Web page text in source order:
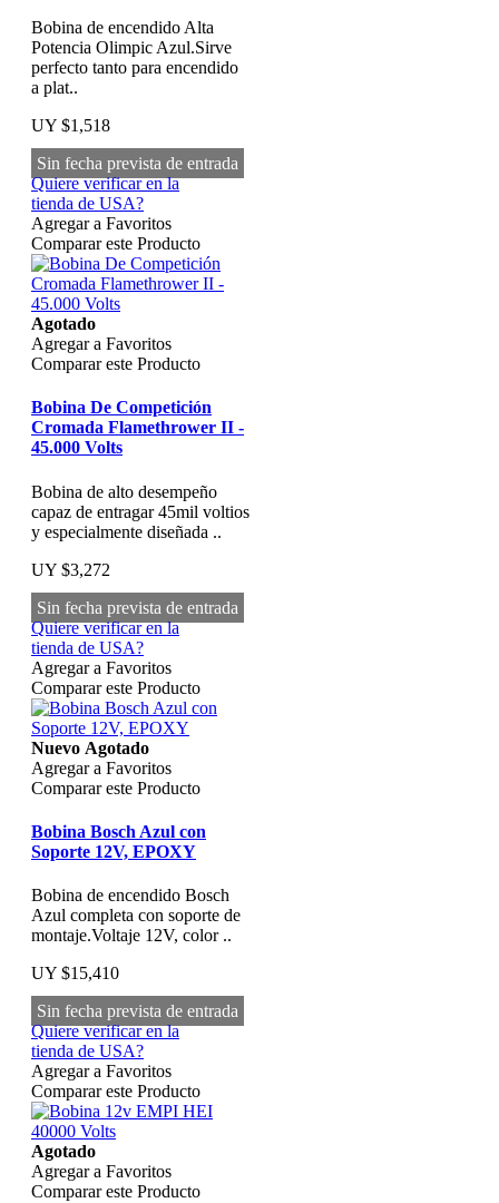
Bobina de encendido Alta
Potencia Olimpic Azul.Sirve
perfecto tanto para encendido
a plat..
UY $1,518
Sin fecha prevista de entrada
Quiere verificar en la
tienda de USA?
Agregar a Favoritos
Comparar este Producto
Agotado
Agregar a Favoritos
Comparar este Producto
Bobina De Competición
Cromada Flamethrower II -
45.000 Volts
Bobina de alto desempeño
capaz de entragar 45mil voltios
y especialmente diseñada ..
UY $3,272
Sin fecha prevista de entrada
Quiere verificar en la
tienda de USA?
Agregar a Favoritos
Comparar este Producto
Nuevo Agotado
Agregar a Favoritos
Comparar este Producto
Bobina Bosch Azul con
Soporte 12V, EPOXY
Bobina de encendido Bosch
Azul completa con soporte de
montaje.Voltaje 12V, color ..
UY $15,410
Sin fecha prevista de entrada
Quiere verificar en la
tienda de USA?
Agregar a Favoritos
Comparar este Producto
Agotado
Agregar a Favoritos
Comparar este Producto